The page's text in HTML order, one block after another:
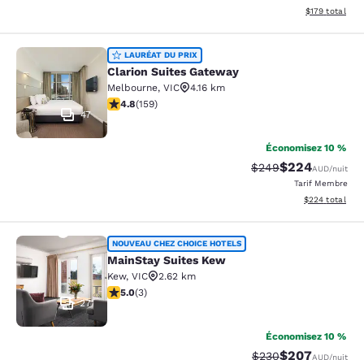
Afficher les
$179 total
Clarion Suites Gateway
47
LAURÉAT DU PRIX
Clarion Suites Gateway
Melbourne, VIC
4.16 km
4.75 étoiles. Exceptionnel. 159 commentaires
4.8(159)
Économisez 10 %
Tarif barré :
$249Tarif réduit :
$224AUD/nuit
Tarif Membre
Afficher les
$224 total
MainStay Suites Kew
27
NOUVEAU CHEZ CHOICE HOTELS
MainStay Suites Kew
Kew, VIC
2.62 km
5 étoiles. Exceptionnel. 3 commentaires
5.0(3)
Économisez 10 %
Tarif barré :
$230Tarif réduit :
$207AUD/nuit